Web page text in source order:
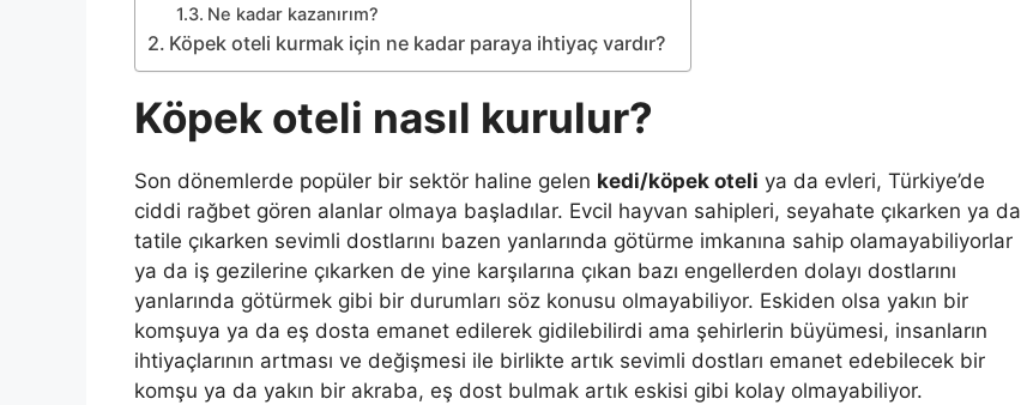
Ne kadar kazanırım?
Köpek oteli kurmak için ne kadar paraya ihtiyaç vardır?
Köpek oteli nasıl kurulur?
Son dönemlerde popüler bir sektör haline gelen kedi/köpek oteli ya da evleri, Türkiye’de
ciddi rağbet gören alanlar olmaya başladılar. Evcil hayvan sahipleri, seyahate çıkarken ya da
tatile çıkarken sevimli dostlarını bazen yanlarında götürme imkanına sahip olamayabiliyorlar
ya da iş gezilerine çıkarken de yine karşılarına çıkan bazı engellerden dolayı dostlarını
yanlarında götürmek gibi bir durumları söz konusu olmayabiliyor. Eskiden olsa yakın bir
komşuya ya da eş dosta emanet edilerek gidilebilirdi ama şehirlerin büyümesi, insanların
ihtiyaçlarının artması ve değişmesi ile birlikte artık sevimli dostları emanet edebilecek bir
komşu ya da yakın bir akraba, eş dost bulmak artık eskisi gibi kolay olmayabiliyor.